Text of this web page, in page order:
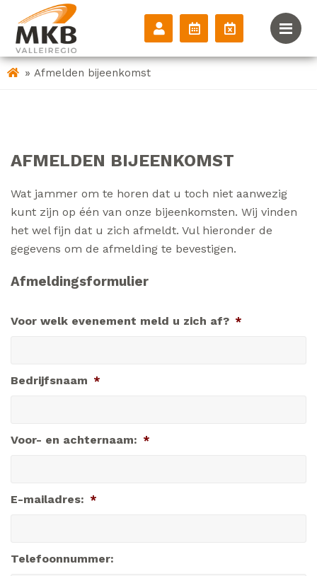
» Afmelden bijeenkomst
AFMELDEN BIJEENKOMST
Wat jammer om te horen dat u toch niet aanwezig
kunt zijn op één van onze bijeenkomsten. Wij vinden
het wel fijn dat u zich afmeldt. Vul hieronder de
gegevens om de afmelding te bevestigen.
Afmeldingsformulier
Voor welk evenement meld u zich af? *
Bedrijfsnaam *
Voor- en achternaam: *
E-mailadres: *
Telefoonnummer: